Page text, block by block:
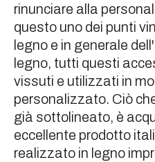
rinunciare alla
questo uno dei punti
legno e in generale
legno, tutti questi
vissuti e utilizzati in
personalizzato. Ciò
già sottolineato, è
eccellente prodotto
realizzato in legno